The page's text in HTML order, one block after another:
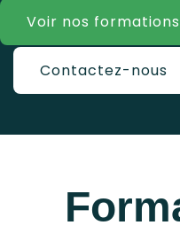
Voir nos formations
Contactez-nous